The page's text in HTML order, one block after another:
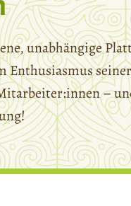
unabhängige
Enthusiasmus seiner
–